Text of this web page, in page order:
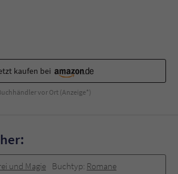
kaufen bei
vor Ort (Anzeige*)
und Magie Buchtyp: Romane